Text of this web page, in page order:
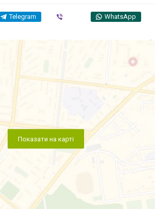
Telegram WhatsApp
Показати на карті